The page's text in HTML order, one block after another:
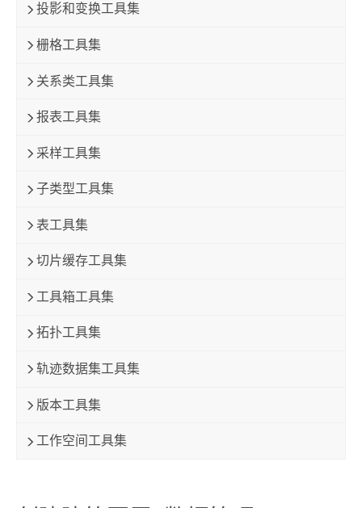
投影和变换工具集
栅格工具集
关系类工具集
报表工具集
采样工具集
子类型工具集
表工具集
切片缓存工具集
工具箱工具集
拓扑工具集
轨迹数据集工具集
版本工具集
工作空间工具集